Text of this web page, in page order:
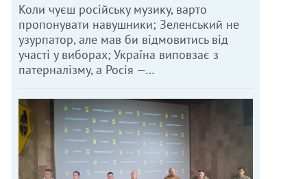
Коли чуєш російську музику, варто
пропонувати навушники; Зеленський не
узурпатор, але мав би відмовитись від
участі у виборах; Україна виповзає з
патерналізму, а Росія —…